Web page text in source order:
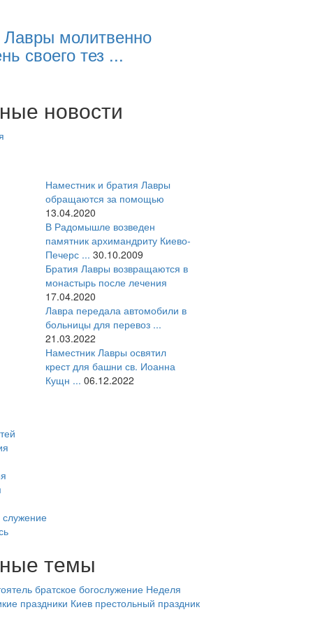
молитвенно
своего тез ...
новости
Наместник и братия Лавры
обращаются за помощью
13.04.2020
В Радомышле возведен
памятник архимандриту Киево-
Печерс ... 30.10.2009
Братия Лавры возвращаются в
монастырь после лечения
17.04.2020
Лавра передала автомобили в
больницы для перевоз ...
21.03.2022
Наместник Лавры освятил
крест для башни св. Иоанна
Кущн ... 06.12.2022
темы
братское богослужение Неделя
праздники Киев престольный праздник